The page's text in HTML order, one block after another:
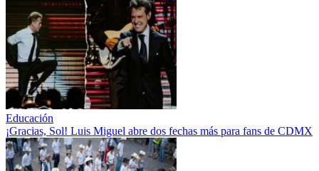
Educación
¡Gracias, Sol! Luis Miguel abre dos fechas más para fans de CDMX